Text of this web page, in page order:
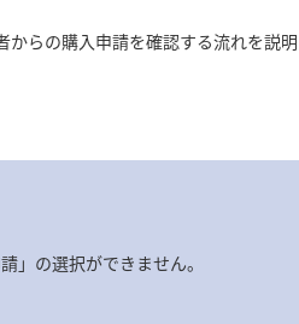
らの購入申請を確認する流れを説明
」の選択ができません。